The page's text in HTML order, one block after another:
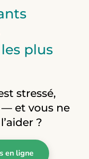
plus
stressé,
et vous ne
?
en ligne